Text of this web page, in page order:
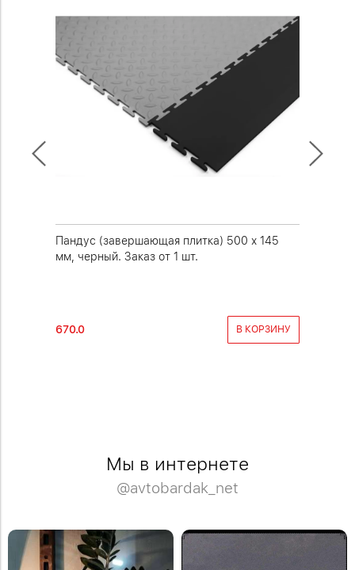
Пандус (завершающая плитка) 500 х 145
мм, черный. Заказ от 1 шт.
670.0 В КОРЗИНУ
Мы в интернете
@avtobardak_net